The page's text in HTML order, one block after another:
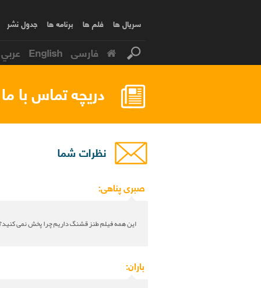
سریال ها فلم ها برنامه ها جدول نشر
فارسی English عربي
دریچه تماس با ما
نظرات شما
صبری پناهی:
این همه فیلم طنز قشنگ داریم چرا پخش نمی
باران: